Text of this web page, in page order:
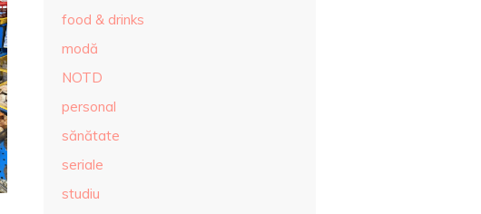
food & drinks
modă
NOTD
personal
sănătate
seriale
studiu